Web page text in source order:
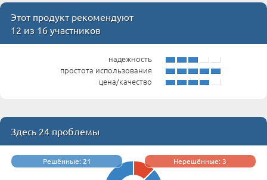
Этот продукт рекомендуют
12 из 16 участников
надежность
простота использования
цена/качество
Здесь 24 проблемы
Решённые: 21 Нерешённые: 3